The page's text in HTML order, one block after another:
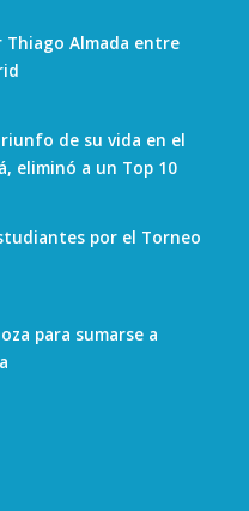
Thiago Almada entre
de su vida en el
eliminó a un Top 10
por el Torneo
para sumarse a